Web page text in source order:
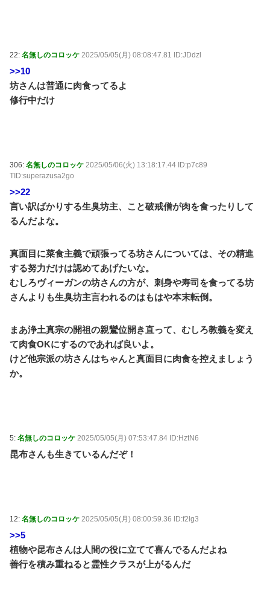
22: 名無しのコロッケ 2025/05/05(月) 08:08:47.81 ID:JDdzl
>>10
坊さんは普通に肉食ってるよ
修行中だけ
306: 名無しのコロッケ 2025/05/06(火) 13:18:17.44 ID:p7c89
TID:superazusa2go
>>22
言い訳ばかりする生臭坊主、こと破戒僧が肉を食ったりして
るんだよな。
真面目に菜食主義で頑張ってる坊さんについては、その精進
する努力だけは認めてあげたいな。
むしろヴィーガンの坊さんの方が、刺身や寿司を食ってる坊
さんよりも生臭坊主言われるのはもはや本末転倒。
まあ浄土真宗の開祖の親鸞位開き直って、むしろ教義を変え
て肉食OKにするのであれば良いよ。
けど他宗派の坊さんはちゃんと真面目に肉食を控えましょう
か。
5: 名無しのコロッケ 2025/05/05(月) 07:53:47.84 ID:HztN6
昆布さんも生きているんだぞ！
12: 名無しのコロッケ 2025/05/05(月) 08:00:59.36 ID:f2lg3
>>5
植物や昆布さんは人間の役に立てて喜んでるんだよね
善行を積み重ねると霊性クラスが上がるんだ